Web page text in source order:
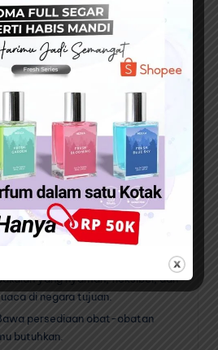
Jangan lupa juga membawa
internasional.
Beritahu bankmu tentang rencana
tidak terjadi pemblokiran kartu.
Secukupnya
agar terhindar dari beban
Yang perlu Anda bawa
yang Anda butuhkan setiap
kategori tersebut, Anda bisa
sampai di tujuan. Berikut
barang yang harus Anda
:
yang nyaman, fleksibel, dan
di negara tujuan.
persediaan obat-obatan
butuhkan.